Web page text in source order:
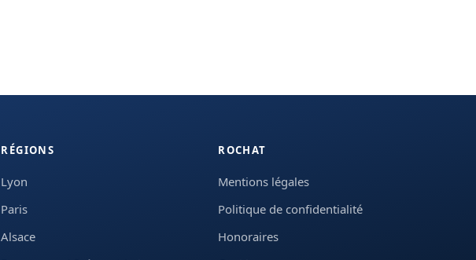
RÉGIONS
Lyon
Paris
Alsace
ROCHAT
Mentions légales
Politique de confidentialité
Honoraires